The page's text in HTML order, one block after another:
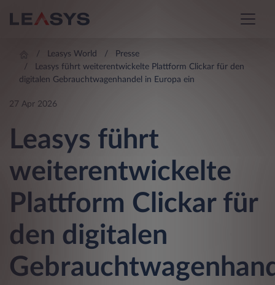
Leasys World
Presse
Leasys führt weiterentwickelte Plattform Clickar für den
digitalen Gebrauchtwagenhandel in Europa ein
27 Apr 2026
Leasys führt
weiterentwickelte
Plattform Clickar für
den digitalen